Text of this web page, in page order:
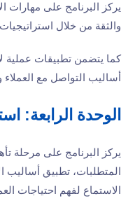
يركز البرنامج على مهارات
والثقة من خلال
كما يتضمن تطبيقات عملية
أساليب التواصل مع
الوحدة الرابعة:
يركز البرنامج على مرحلة
المتطلبات، تطبيق أساليب
الاستماع لفهم احتياجات